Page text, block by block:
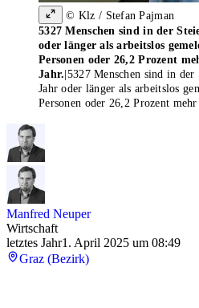
© Klz / Stefan Pajman
5327 Menschen sind in der
oder länger als arbeitslos
Personen oder 26,2 Prozent
Jahr. 5327 Menschen sind in
Jahr oder länger als arbeitslos
Personen oder 26,2 Prozent
Manfred Neuper
Wirtschaft
letztes Jahr1. April 2025 um 08:49
Graz (Bezirk)